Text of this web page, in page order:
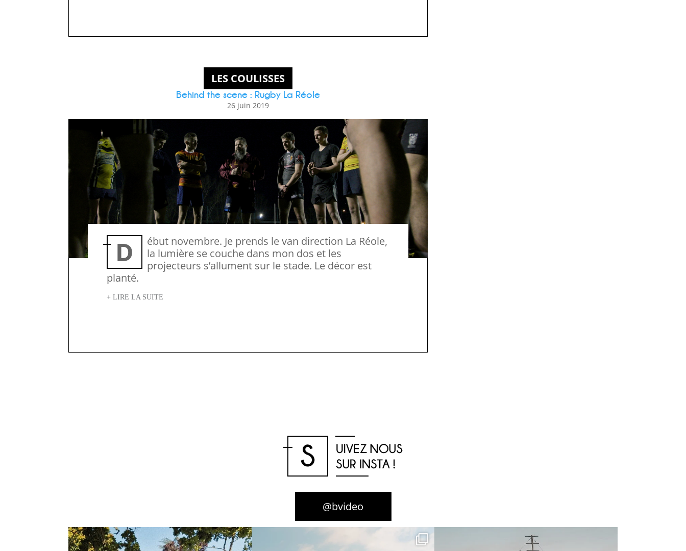
LES COULISSES
Behind the scene : Rugby La Réole
26 juin 2019
Début novembre. Je prends le van direction La Réole,
la lumière se couche dans mon dos et les
projecteurs s’allument sur le stade. Le décor est
planté.
+ LIRE LA SUITE
@bvideo